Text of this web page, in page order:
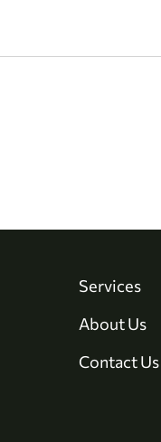
Services
About Us
Contact Us